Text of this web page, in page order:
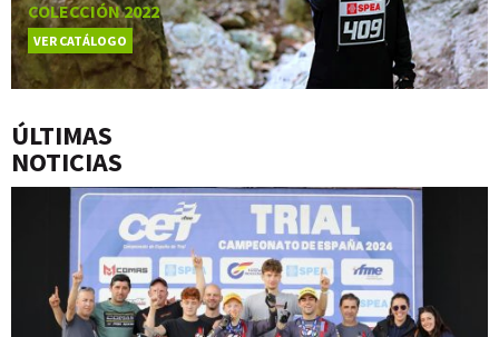
COLECCIÓN 2022
VER CATÁLOGO
ÚLTIMAS
NOTICIAS